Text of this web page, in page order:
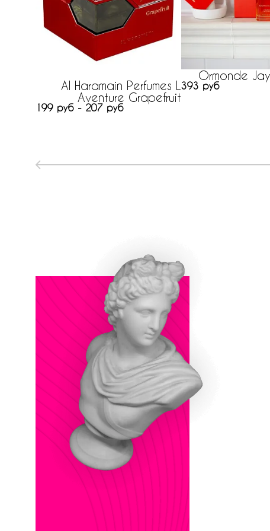
Al Haramain Perfumes L
Aventure Grapefruit
199 руб - 207 руб
Ormonde
393 руб